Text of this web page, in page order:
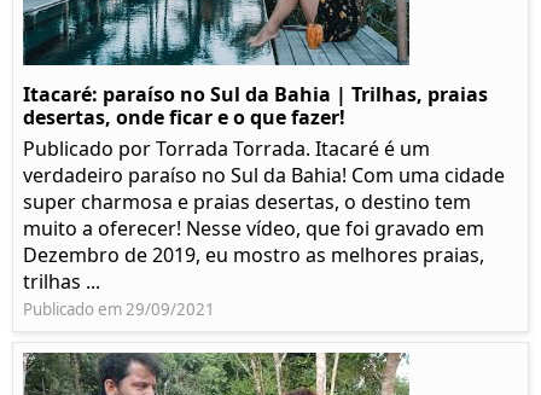
Itacaré: paraíso no Sul da Bahia | Trilhas, praias
desertas, onde ficar e o que fazer!
Publicado por Torrada Torrada. Itacaré é um
verdadeiro paraíso no Sul da Bahia! Com uma cidade
super charmosa e praias desertas, o destino tem
muito a oferecer! Nesse vídeo, que foi gravado em
Dezembro de 2019, eu mostro as melhores praias,
trilhas ...
Publicado em 29/09/2021